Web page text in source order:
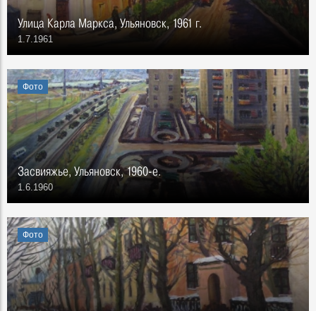
Улица Карла Маркса, Ульяновск, 1961 г.
1.7.1961
Фото
Засвияжье, Ульяновск, 1960-е.
1.6.1960
Фото